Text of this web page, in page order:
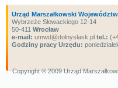
Urząd Marszałkowski
Wybrzeże Słowackiego 12-14
50-411 Wrocław
e-mail: umwd@dolnyslask.pl tel.:
Godziny pracy Urzędu:
Copyright ® 2009 Urząd